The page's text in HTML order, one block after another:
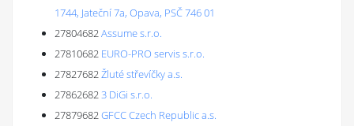
1744, Jateční 7a, Opava, PSČ 746 01
27804682Assume s.r.o.
27810682 EURO-PRO servis s.r.o.
27827682Žluté střevíčky a.s.
278626823 DiGi s.r.o.
27879682GFCC Czech Republic a.s.